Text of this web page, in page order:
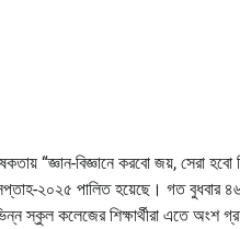
“জ্ঞান-বিজ্ঞানে করবো জয়, সেরা
সপ্তাহ-২০২৫ পালিত হয়েছে। গত বুধবার
স্কুল কলেজের শিক্ষার্থীরা এতে অংশ